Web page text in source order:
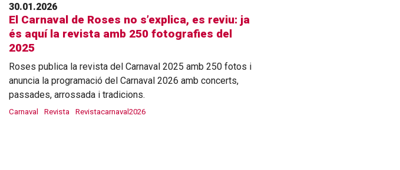
30.01.2026
El Carnaval de Roses no s’explica, es reviu: ja
és aquí la revista amb 250 fotografies del
2025
Roses publica la revista del Carnaval 2025 amb 250 fotos i
anuncia la programació del Carnaval 2026 amb concerts,
passades, arrossada i tradicions.
Carnaval Revista Revistacarnaval2026